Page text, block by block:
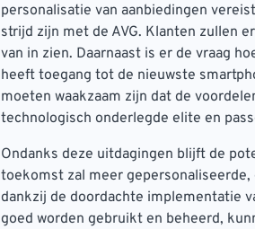
personalisatie van aanbiedingen
strijd zijn met de AVG. Klanten zullen
van in zien. Daarnaast is er de vraag
heeft toegang tot de nieuwste
moeten waakzaam zijn dat de
technologisch onderlegde elite en
Ondanks deze uitdagingen blijft de
toekomst zal meer
dankzij de doordachte implementatie
goed worden gebruikt en beheerd,